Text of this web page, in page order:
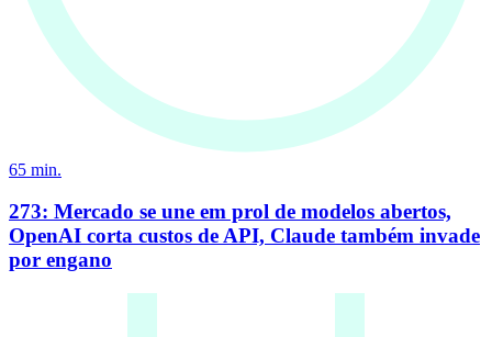
65 min.
273: Mercado se une em prol de modelos abertos,
OpenAI corta custos de API, Claude também invade
por engano